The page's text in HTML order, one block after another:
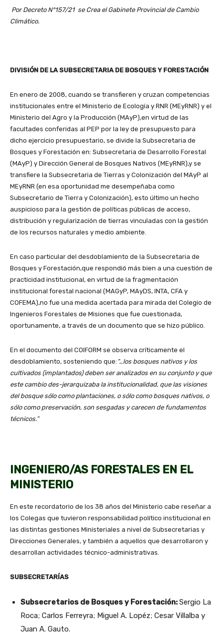
Por Decreto N°157/21 se Crea el Gabinete Provincial de Cambio
Climático.
DIVISIÓN DE LA SUBSECRETARIA DE BOSQUES Y FORESTACIÓN
En enero de 2008, cuando se transfieren y cruzan competencias
institucionales entre el Ministerio de Ecología y RNR (MEyRNR) y el
Ministerio del Agro y la Producción (MAyP),en virtud de las
facultades conferidas al PEP por la ley de presupuesto para
dicho ejercicio presupuestario, se divide la Subsecretaria de
Bosques y Forestación en: Subsecretaria de Desarrollo Forestal
(MAyP) y Dirección General de Bosques Nativos (MEyRNR),y se
transfiere la Subsecretaria de Tierras y Colonización del MAyP al
MEyRNR (en esa oportunidad me desempeñaba como
Subsecretario de Tierra y Colonización), esto último un hecho
auspicioso para la gestión de políticas públicas de acceso,
distribución y regularización de tierras vinculadas con la gestión
de los recursos naturales y medio ambiente.
En caso particular del desdoblamiento de la Subsecretaria de
Bosques y Forestación,que respondió más bien a una cuestión de
practicidad institucional, en virtud de la fragmentación
institucional forestal nacional (MAGyP, MAyDS, INTA, CFA y
COFEMA),no fue una medida acertada para mirada del Colegio de
Ingenieros Forestales de Misiones que fue cuestionada,
oportunamente, a través de un documento que se hizo público.
En el documento del COIFORM se observa críticamente el
desdoblamiento, sosteniendo que: “…los bosques nativos y los
cultivados (implantados) deben ser analizados en su conjunto y que
este cambio des-jerarquizaba la institucionalidad, que las visiones
del bosque sólo como plantaciones, o sólo como bosques nativos, o
sólo como preservación, son sesgadas y carecen de fundamentos
técnicos.”
INGENIERO/AS FORESTALES EN EL
MINISTERIO
En este recordatorio de los 38 años del Ministerio cabe reseñar a
los Colegas que tuvieron responsabilidad político institucional en
las distintas gestiones Ministeriales a nivel de Subsecretarias y
Direcciones Generales, y también a aquellos que desarrollaron y
desarrollan actividades técnico-administrativas.
SUBSECRETARÍAS
Subsecretarios de Bosques y Forestación:Sergio La
Roca; Carlos Ferreyra; Miguel A. Lopéz; Cesar Villalba y
Juan A. Gauto.